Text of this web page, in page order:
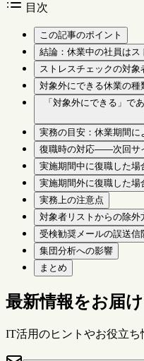
目次
この記事のポイント
結論：休業中の社員は
ストレスチェックの対
対象外にできる休業の種
「対象外にできる」で
実務の目安：休業期間に
復職時の対応——次回サ
実施期間中に復職した場
実施期間外に復職した場
実務上の注意点
対象者リストからの除外
受検勧奨メールの誤送信
集団分析への影響
まとめ
最新情報をお届
IT活用のヒントやお役立ち